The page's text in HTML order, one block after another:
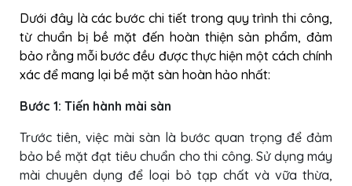
Dưới đây là các bước chi tiết trong quy trình thi công,
từ chuẩn bị bề mặt đến hoàn thiện sản phẩm, đảm
bảo rằng mỗi bước đều được thực hiện một cách chính
xác để mang lại bề mặt sàn hoàn hảo nhất:
Bước 1: Tiến hành mài sàn
Trước tiên, việc mài sàn là bước quan trọng để đảm
bảo bề mặt đạt tiêu chuẩn cho thi công. Sử dụng máy
mài chuyên dụng để loại bỏ tạp chất và vữa thừa,